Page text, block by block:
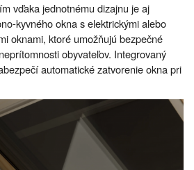
vďaka jednotnému dizajnu je aj
kyvného okna s elektrickými alebo
oknami, ktoré umožňujú bezpečné
obyvateľov. Integrovaný
automatické zatvorenie okna pri